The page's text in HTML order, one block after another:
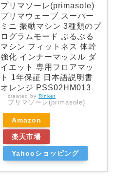
プリマソーレ(primasole)
プリマウェーブ スーパー
ミニ 振動マシン 3種類のプ
ログラムモード ぶるぶる
マシン フィットネス 体幹
強化 インナーマッスル ダ
イエット 専用フロアマッ
ト 1年保証 日本語説明書
オレンジ PSS02HM013
created by Rinker
プリマソーレ(primasole)
Amazon
楽天市場
Yahooショッピング